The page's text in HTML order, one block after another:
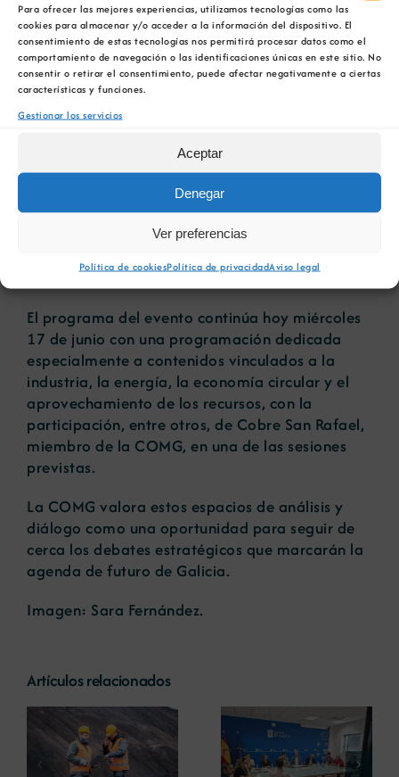
Para ofrecer las mejores experiencias, utilizamos tecnologías como las
cookies para almacenar y/o acceder a la información del dispositivo. El
consentimiento de estas tecnologías nos permitirá procesar datos como el
comportamiento de navegación o las identificaciones únicas en este sitio. No
consentir o retirar el consentimiento, puede afectar negativamente a ciertas
características y funciones.
Gestionar los servicios
Aceptar
Denegar
Ver preferencias
Política de cookiesPolítica de privacidadAviso legal
Le siguieron las intervenciones institucionales de
Valentín González Formoso, presidente de la
Diputación de A Coruña; Inés Rey, alcaldesa de
A Coruña; Pedro Blanco, delegado del Gobierno
en Galicia; y Alfonso Rueda, presidente de la
En el marco del programa, también ha
intervenido la conselleira de Economía e
Industria de la Xunta de Galicia, María Jesús
Lorenzana una conversación centrada en los
para la Comunidad.
El programa del evento continúa hoy miércoles
17 de junio con una programación dedicada
especialmente a contenidos vinculados a la
industria, la energía, la economía circular y el
aprovechamiento de los recursos, con la
participación, entre otros, de Cobre San Rafael,
miembro de la COMG, en una de las sesiones
previstas.
La COMG valora estos espacios de análisis y
diálogo como una oportunidad para seguir de
cerca los debates estratégicos que marcarán la
agenda de futuro de Galicia.
Imagen: Sara Fernández.
Artículos relacionados
La COMG
participa en la
primera reunión
La UDC analiza el
papel de las